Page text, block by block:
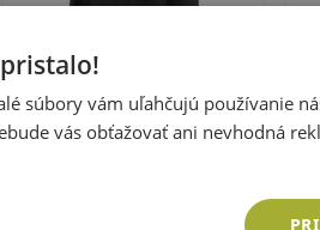
H&M
súbory vám uľahčujú používanie
vás obťažovať ani nevhodná